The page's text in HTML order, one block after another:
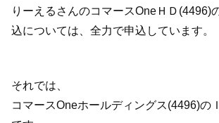
りーえるさんのコマースOneＨＤ(4496)
込については、全力で申込しています。
それでは、
コマースOneホールディングス(4496)の